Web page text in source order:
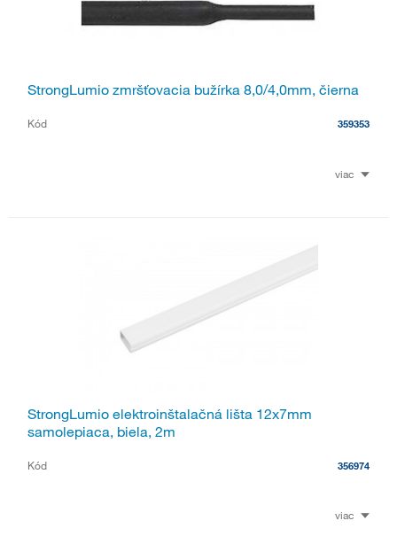
StrongLumio zmršťovacia bužírka 8,0/4,0mm, čierna
Kód 359353
viac
StrongLumio elektroinštalačná lišta 12x7mm
samolepiaca, biela, 2m
Kód 356974
viac